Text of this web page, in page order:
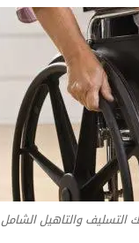
التسليف والتاهيل الشامل